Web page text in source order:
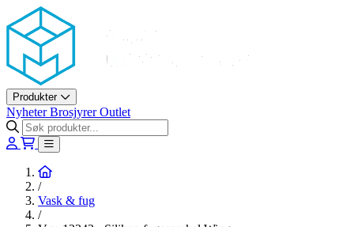
Askøy Murerverktøy AS
Produkter
NyheterBrosjyrerOutlet
Hjem
/
Vask & fug
/